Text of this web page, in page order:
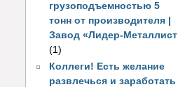
грузоподъемностью 5
тонн от производителя |
Завод «Лидер-Металлист
(1)
Коллеги! Есть желание
развлечься и заработать